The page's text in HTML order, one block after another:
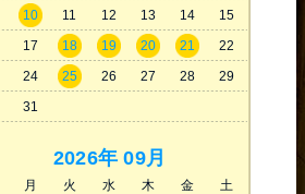
10 11 12 13 14
15
17 18 19 20 21
22
24 25 26 27 28
29
31
2026年 09月
月 火 水 木 金 土